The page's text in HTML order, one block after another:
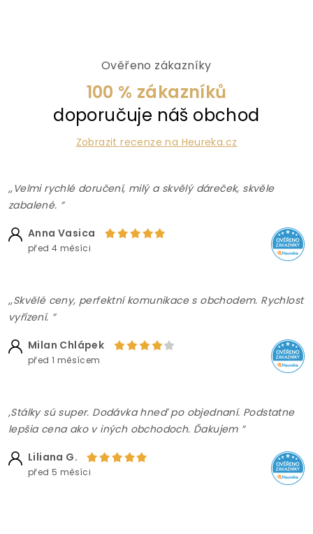
Ověřeno zákazníky
100 % zákazníků
doporučuje náš obchod
Zobrazit recenze na Heureka.cz
,,Velmi rychlé doručení, milý a skvělý dáreček, skvěle
zabalené. ”
Anna Vasica
před 4 měsíci
,,Skvělé ceny, perfektní komunikace s obchodem. Rychlost
vyřízení. ”
Milan Chlápek
před 1 měsícem
,Stálky sú super. Dodávka hneď po objednaní. Podstatne
lepšia cena ako v iných obchodoch. Ďakujem ”
Liliana G.
před 5 měsíci